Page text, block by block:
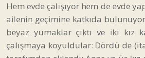
Hem evde çalışıyor hem de evde
ailenin geçimine katkıda
beyaz yumaklar çıktı ve iki kız
çalışmaya koyuldular: Dördü de